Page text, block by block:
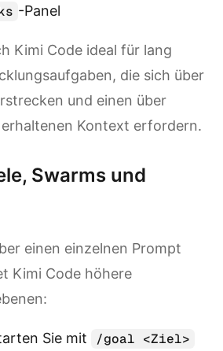
-Panel
Kimi Code ideal für lang
die sich über
und einen über
Kontext erfordern.
Swarms und
einen einzelnen Prompt
Kimi Code höhere
Sie mit
/goal <Ziel>